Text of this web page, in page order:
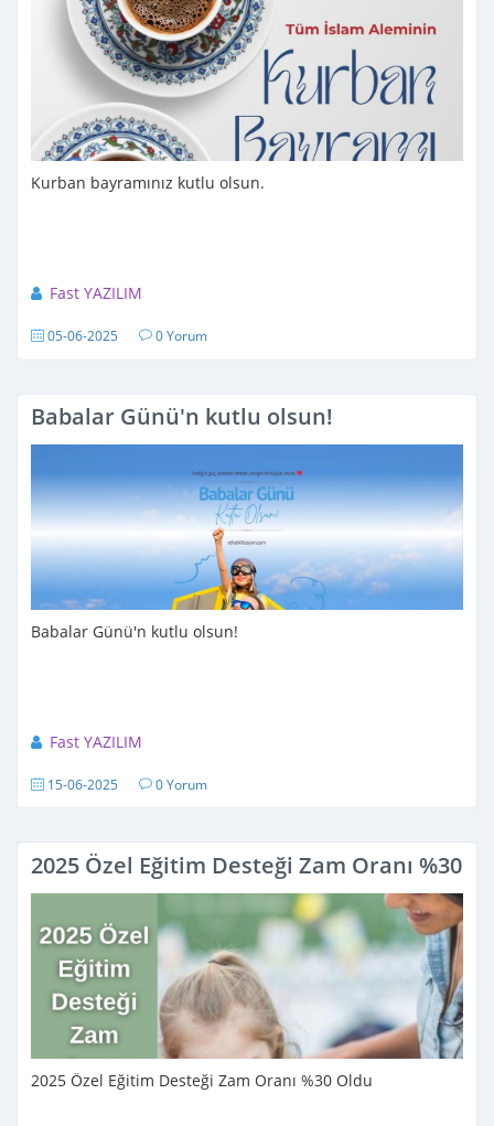
Kurban bayramınız kutlu olsun.
Fast YAZILIM
05-06-2025 0 Yorum
Babalar Günü'n kutlu olsun!
Babalar Günü'n kutlu olsun!
Fast YAZILIM
15-06-2025 0 Yorum
2025 Özel Eğitim Desteği Zam Oranı %30
2025 Özel Eğitim Desteği Zam Oranı %30 Oldu